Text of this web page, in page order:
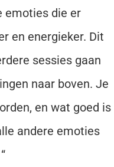
emoties die er
en energieker. Dit
sessies gaan
naar boven. Je
en wat goed is
andere emoties